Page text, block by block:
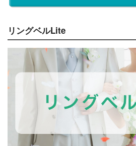
リングベルLite